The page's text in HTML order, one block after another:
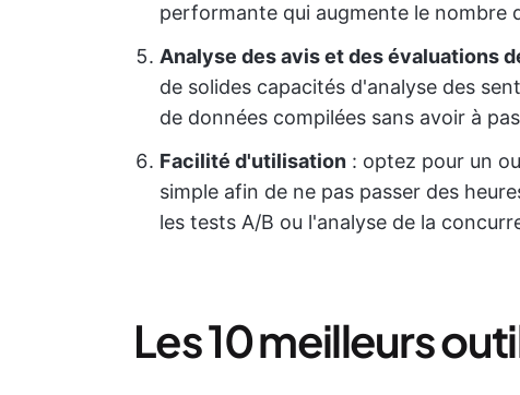
performante qui augmente le nombre
Analyse des avis et des évaluations
de solides capacités d'analyse des
de données compilées sans avoir à
Facilité d'utilisation : optez pour un
simple afin de ne pas passer des
les tests A/B ou l'analyse de la
Les 10 meilleurs